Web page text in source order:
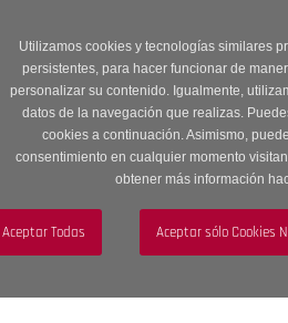
Utilizamos cookies y tecnologías similares
persistentes, para hacer funcionar de
personalizar su contenido. Igualmente,
datos de la navegación que realizas.
cookies a continuación. Asimismo,
consentimiento en cualquier momento
obtener más información
descuento en Sección OUTLET
navigation
Menú